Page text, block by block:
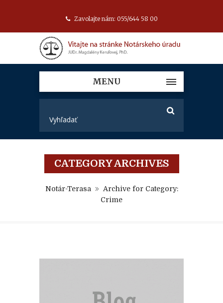
Zavolajte nám: 055/644 58 00
MENU
CATEGORY ARCHIVES
Notár-Terasa
Archive for Category:
Crime